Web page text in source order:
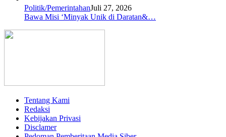
Politik/PemerintahanJuli 27, 2026
Bawa Misi ‘Minyak Unik di Daratan&…
Tentang Kami
Redaksi
Kebijakan Privasi
Disclamer